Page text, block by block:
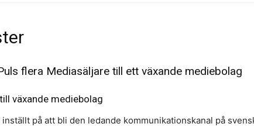
flera Mediasäljare till ett växande mediebolag
växande mediebolag
på att bli den ledande kommunikationskanal på